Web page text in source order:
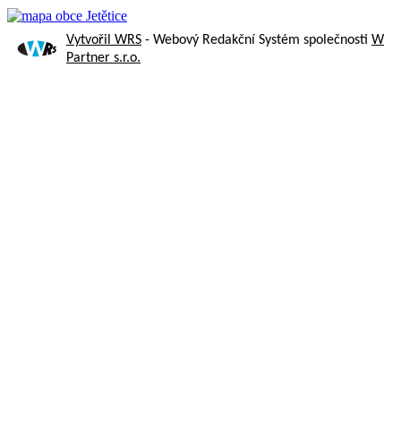
Vytvořil WRS - Webový Redakční Systém společnosti W
Partner s.r.o.